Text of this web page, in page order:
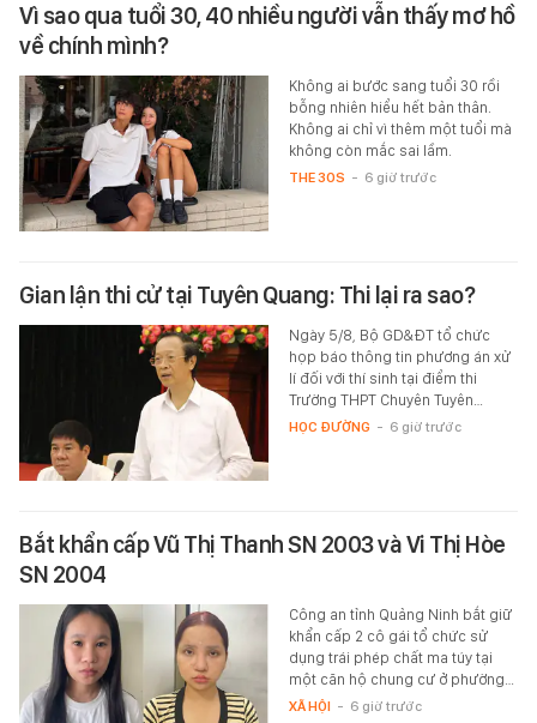
Vì sao qua tuổi 30, 40 nhiều người vẫn thấy mơ hồ
về chính mình?
Không ai bước sang tuổi 30 rồi
bỗng nhiên hiểu hết bản thân.
Không ai chỉ vì thêm một tuổi mà
không còn mắc sai lầm.
THE 30S - 6 giờ trước
Gian lận thi cử tại Tuyên Quang: Thi lại ra sao?
Ngày 5/8, Bộ GD&ĐT tổ chức
họp báo thông tin phương án xử
lí đối với thí sinh tại điểm thi
Trường THPT Chuyên Tuyên…
HỌC ĐƯỜNG - 6 giờ trước
Bắt khẩn cấp Vũ Thị Thanh SN 2003 và Vi Thị Hòe
SN 2004
Công an tỉnh Quảng Ninh bắt giữ
khẩn cấp 2 cô gái tổ chức sử
dụng trái phép chất ma túy tại
một căn hộ chung cư ở phường…
XÃ HỘI - 6 giờ trước